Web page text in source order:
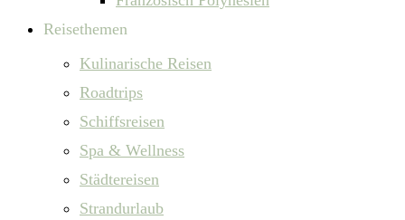
Reisethemen
Kulinarische Reisen
Roadtrips
Schiffsreisen
Spa & Wellness
Städtereisen
Strandurlaub